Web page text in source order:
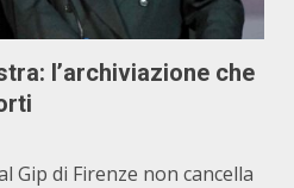
l’archiviazione che
Gip di Firenze non cancella